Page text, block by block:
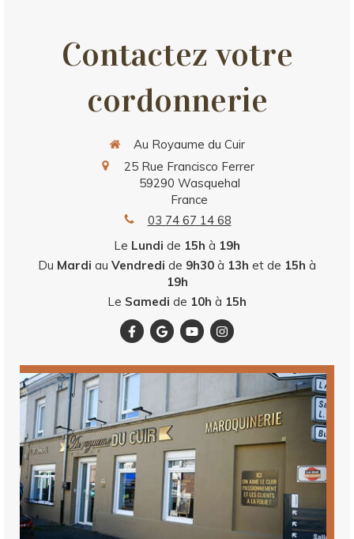
d’autres articles. Milles merci !
Contactez votre
cordonnerie
Au Royaume du Cuir
25 Rue Francisco Ferrer
59290 Wasquehal
France
03 74 67 14 68
Le Lundi de 15h à 19h
Du Mardi au Vendredi de 9h30 à 13h et de 15h à
19h
Le Samedi de 10h à 15h